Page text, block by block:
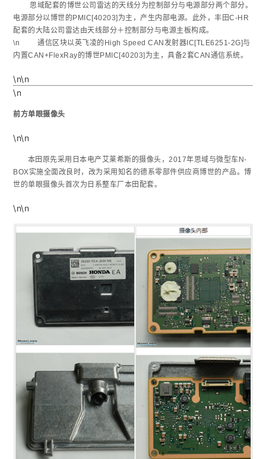
思域配套的博世公司雷达的天线分为控制部分与电源部分两个部分。
电源部分以博世的PMIC[40203]为主，产生内部电源。此外，丰田C-HR
配套的大陆公司雷达由天线部分＋控制部分与电源主板构成。
\n 通信区块以英飞凌的High Speed CAN发射器IC[TLE6251-2G]与
内置CAN+FlexRay的博世PMIC[40203]为主，具备2套CAN通信系统。
\n\n
\n
前方单眼摄像头
\n\n
本田原先采用日本电产艾莱希斯的摄像头，2017年思域与微型车N-
BOX实施全面改良时，改为采用知名的德系零部件供应商博世的产品。博
世的单眼摄像头首次为日系整车厂本田配套。
\n\n